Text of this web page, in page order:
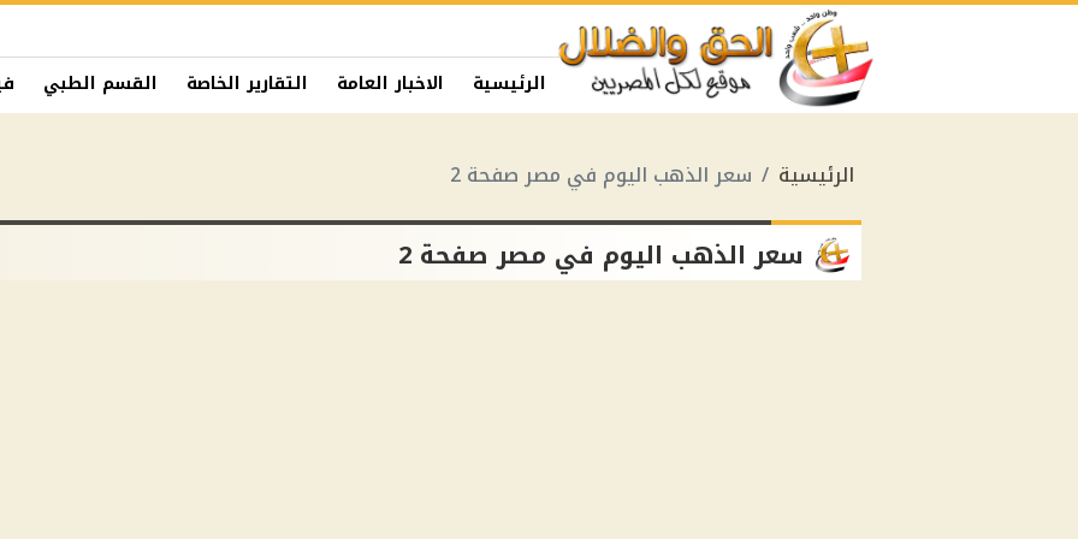
الرئيسية الاخبار العامة التقارير الخاصة القسم الطبي
الرئيسية سعر الذهب اليوم في مصر صفحة 2
سعر الذهب اليوم في مصر صفحة 2